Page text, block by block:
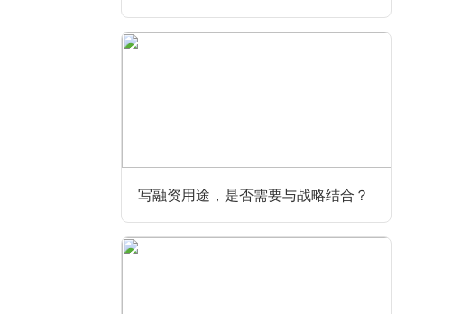
写融资用途，是否需要与战略结合？